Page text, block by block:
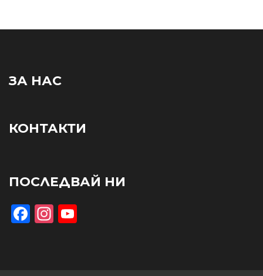
ЗА НАС
КОНТАКТИ
ПОСЛЕДВАЙ НИ
Facebook
Instagram